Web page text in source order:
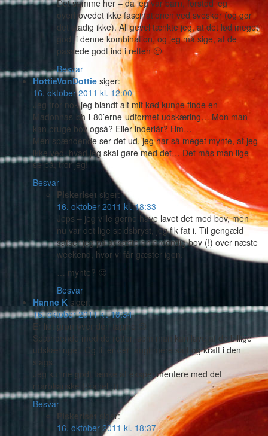
Det samme her – da jeg var barn, forstod jeg
overhovedet ikke fascinationen ved svesker (og gør
det stadig ikke). Alligevel tænkte jeg, at det lød meget
godt i denne kombination, og jeg må sige, at de
passede godt ind i retten 🙂
Besvar
HottieVonDottie siger:
16. oktober 2011 kl. 12:00
Jeg tror nok jeg blandt alt mit kød kunne finde en
Madonnas-bh-i-80’erne-udformet udskæring… Mon man
kan bruge bov også? Eller inderlår? Hm…
Men spændende ser det ud, jeg har så meget mynte, at jeg
ikke ved, hvad jeg skal gøre med det… Det mås man lige
se på, tror jeg!
Besvar
Piskeriset siger:
16. oktober 2011 kl. 18:33
Jeps – jeg ville gerne have lavet det med bov, men
nu var det lige spidsbryst, jeg fik fat i. Til gengæld
satser jeg på at sætte en ordentlig bov (!) over næste
weekend, hvor vi får gæster igen.
… mynte? 🙂
Besvar
Hanne K siger:
16. oktober 2011 kl. 18:34
Er lidt grøn over den tagine 😉
Spændende med de retter, som man kan lave af de billige
udskæringer. Og tit er der langt mere saft og kraft i den
slags.
Jeg kunne godt tænke at eksperimentere med det
marokanske (-kanel ;))
Besvar
Piskeriset
siger:
16. oktober 2011 kl. 18:37